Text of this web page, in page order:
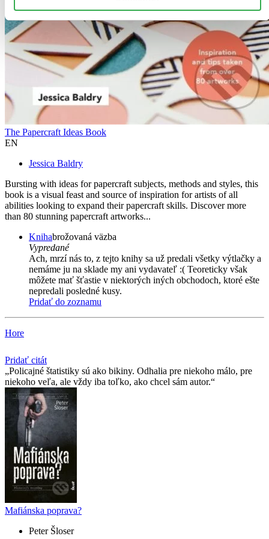
The Papercraft Ideas Book
EN
Jessica Baldry
Bursting with ideas for papercraft subjects, methods and styles, this
book is a visual feast and source of inspiration for artists of all
abilities looking to expand their papercraft skills. Discover more
than 80 stunning papercraft artworks...
Knihabrožovaná väzba
Vypredané
Ach, mrzí nás to, z tejto knihy sa už predali všetky výtlačky a
nemáme ju na sklade my ani vydavateľ :( Teoreticky však
môžete mať šťastie v niektorých iných obchodoch, ktoré ešte
nepredali posledné kusy.
Pridať do zoznamu
Hore
Pridať citát
Policajné štatistiky sú ako bikiny. Odhalia pre niekoho málo, pre
niekoho veľa, ale vždy iba toľko, ako chcel sám autor.
Mafiánska poprava?
Peter Šloser